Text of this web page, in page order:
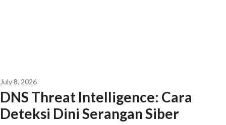
July 8, 2026
DNS Threat Intelligence: Cara
Deteksi Dini Serangan Siber